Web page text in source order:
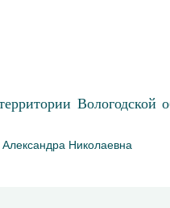
Вологодской
Александра Николаевна